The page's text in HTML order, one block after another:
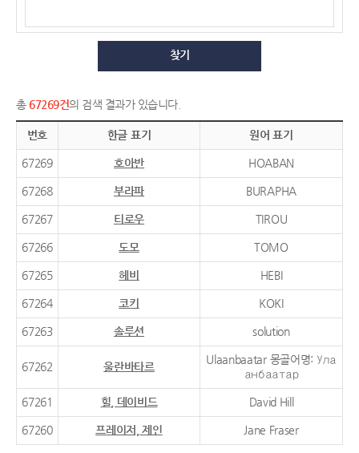
찾기
총 67269건의 검색 결과가 있습니다.
번호 한글 표기 원어 표기
67269 호아반 HOABAN
67268 부라파 BURAPHA
67267 티로우 TIROU
67266 도모 TOMO
67265 헤비 HEBI
67264 코키 KOKI
67263 솔루션 solution
67262 울란바타르
Ulaanbaatar 몽골어명: Ула
анбаатар
67261 힐, 데이비드 David Hill
67260 프레이저, 제인 Jane Fraser